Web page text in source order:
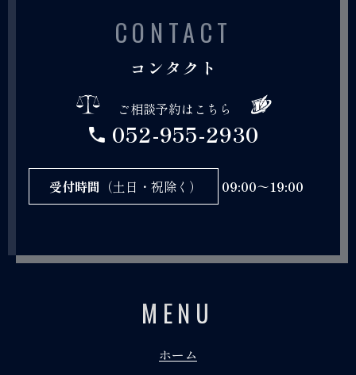
CONTACT
コンタクト
ご相談予約はこちら
052-955-2930
受付時間 （土日・祝除く） 09:00～19:00
MENU
ホーム